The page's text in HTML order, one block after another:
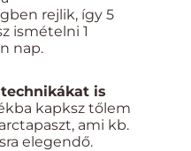
rejlik, így 5
ismételni 1
nap.
is
kapksz tőlem
ami kb.
elegendő.